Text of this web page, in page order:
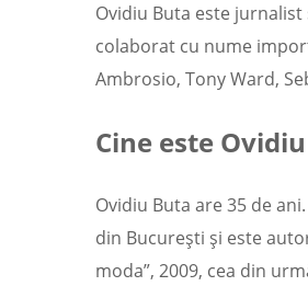
Ovidiu Buta este
colaborat cu nume
Ambrosio, Tony Ward,
Cine este
Ovidiu Buta are 35 de
din București și este
moda”, 2009, cea din